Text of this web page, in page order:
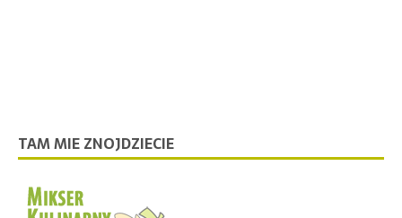
TAM MIE ZNOJDZIECIE